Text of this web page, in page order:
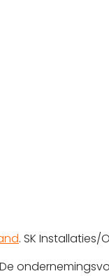
. SK